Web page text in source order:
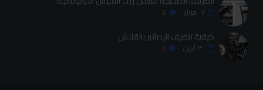
٠٧ فبراير 6
كيفية تنظيف الردياتير بالفلاش
٣٠ أبريل 5